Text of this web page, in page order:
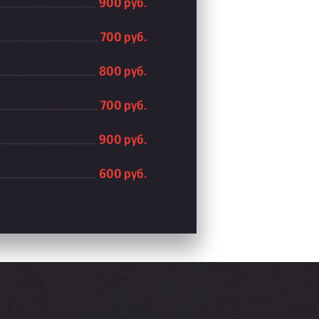
900 руб.
700 руб.
800 руб.
700 руб.
900 руб.
600 руб.